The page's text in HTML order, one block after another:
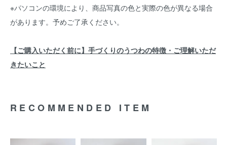
※パソコンの環境により、商品写真の色と実際の色が異なる場合
があります。予めご了承ください。
【ご購入いただく前に】手づくりのうつわの特徴・ご理解いただ
きたいこと
RECOMMENDED ITEM